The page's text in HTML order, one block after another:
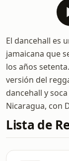
El dancehall es
jamaicana que
los años
versión del
dancehall y
Nicaragua, con
Lista de